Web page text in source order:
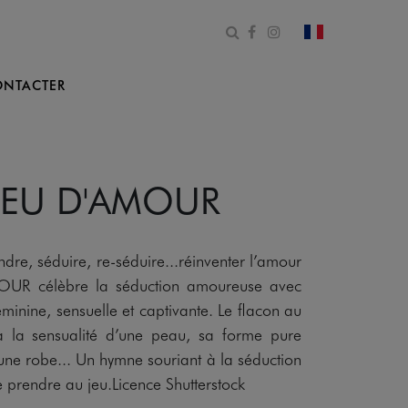
Ouvrir le formulaire de
Facebook
Instagram
changer le
D'AMOUR
séduire, re-séduire...réinventer l’amour
célèbre la séduction amoureuse avec
sensuelle et captivante. Le flacon au
sensualité d’une peau, sa forme pure
robe... Un hymne souriant à la séduction
au jeu.Licence Shutterstock